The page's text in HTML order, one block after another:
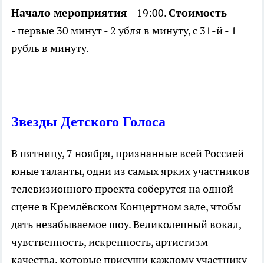
Начало мероприятия - 19:00.Стоимость
- первые 30 минут - 2 убля в минуту, с 31-й - 1
рубль в минуту.
Звезды Детского Голоса
В пятницу, 7 ноября, признанные всей Россией
юные таланты, одни из самых ярких участников
телевизионного проекта соберутся на одной
сцене в Кремлёвском Концертном зале, чтобы
дать незабываемое шоу. Великолепный вокал,
чувственность, искренность, артистизм –
качества, которые присущи каждому участнику